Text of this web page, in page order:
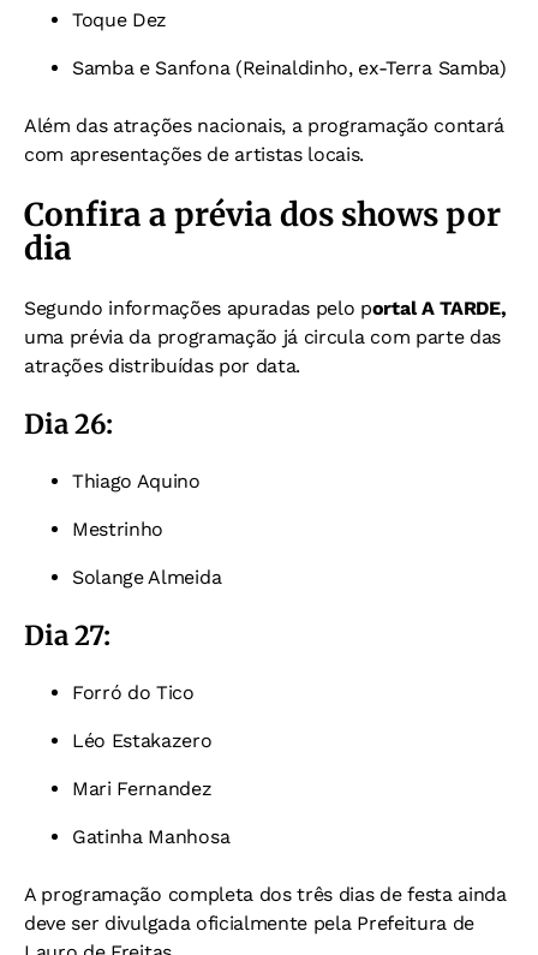
Toque Dez
Samba e Sanfona (Reinaldinho, ex-Terra Samba)
Além das atrações nacionais, a programação contará
com apresentações de artistas locais.
Confira a prévia dos shows por
dia
Segundo informações apuradas pelo portal A TARDE,
uma prévia da programação já circula com parte das
atrações distribuídas por data.
Dia 26:
Thiago Aquino
Mestrinho
Solange Almeida
Dia 27:
Forró do Tico
Léo Estakazero
Mari Fernandez
Gatinha Manhosa
A programação completa dos três dias de festa ainda
deve ser divulgada oficialmente pela Prefeitura de